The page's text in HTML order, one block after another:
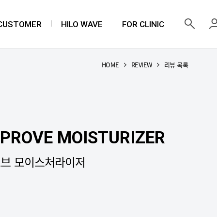
HILO WAVE FOR CLINIC
HOME REVIEW 리뷰 목록
MOISTURIZER
모이스처라이저